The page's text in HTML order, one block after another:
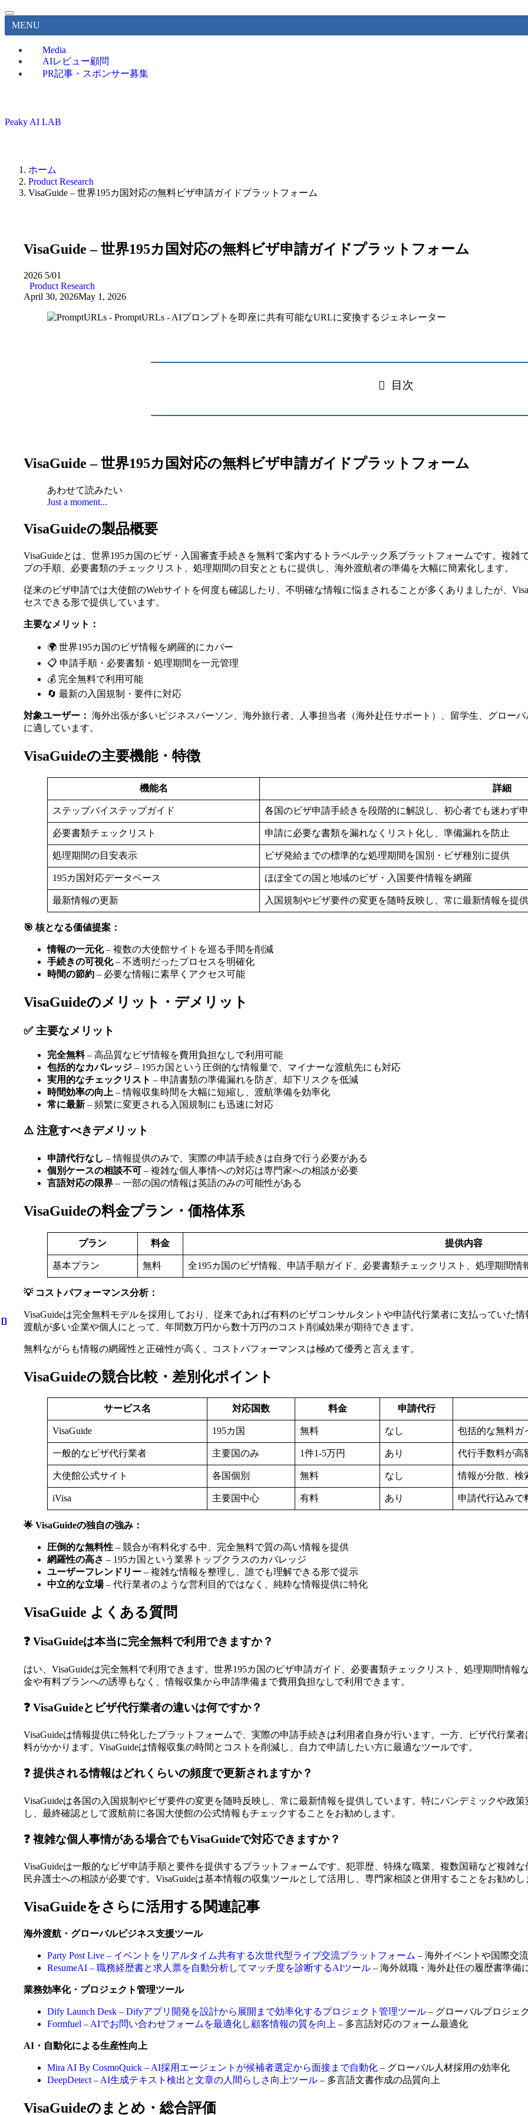
MENU
Media
AIレビュー顧問
PR記事・スポンサー募集
Peaky AI LAB
ホーム
Product Research
VisaGuide – 世界195カ国対応の無料ビザ申請ガイドプラットフォーム
VisaGuide – 世界195カ国対応の無料ビザ申請ガイドプラットフォーム
2026 5/01
Product Research
April 30, 2026May 1, 2026
目次
VisaGuide – 世界195カ国対応の無料ビザ申請ガイドプラットフォーム
あわせて読みたい
Just a moment...
VisaGuideの製品概要
VisaGuideとは、世界195カ国のビザ・入国審査手続きを無料で案内するトラベルテック系プラットフォームです。複
プの手順、必要書類のチェックリスト、処理期間の目安とともに提供し、海外渡航者の準備を大幅に簡素化します。
従来のビザ申請では大使館のWebサイトを何度も確認したり、不明確な情報に悩まされることが多くありましたが、
セスできる形で提供しています。
主要なメリット：
🌍 世界195カ国のビザ情報を網羅的にカバー
📋 申請手順・必要書類・処理期間を一元管理
💰 完全無料で利用可能
🔄 最新の入国規制・要件に対応
対象ユーザー： 海外出張が多いビジネスパーソン、海外旅行者、人事担当者（海外赴任サポート）、留学生、グロー
に適しています。
VisaGuideの主要機能・特徴
機能名 詳細
ステップバイステップガイド 各国のビザ申請手続きを段階的に解説し、初心者でも迷わず
必要書類チェックリスト 申請に必要な書類を漏れなくリスト化し、準備漏れを防止
処理期間の目安表示 ビザ発給までの標準的な処理期間を国別・ビザ種別に提供
195カ国対応データベース ほぼ全ての国と地域のビザ・入国要件情報を網羅
最新情報の更新 入国規制やビザ要件の変更を随時反映し、常に最新情報を提供
🎯 核となる価値提案：
情報の一元化– 複数の大使館サイトを巡る手間を削減
手続きの可視化– 不透明だったプロセスを明確化
時間の節約 – 必要な情報に素早くアクセス可能
VisaGuideのメリット・デメリット
✅ 主要なメリット
完全無料– 高品質なビザ情報を費用負担なしで利用可能
包括的なカバレッジ – 195カ国という圧倒的な情報量で、マイナーな渡航先にも対応
実用的なチェックリスト – 申請書類の準備漏れを防ぎ、却下リスクを低減
時間効率の向上 – 情報収集時間を大幅に短縮し、渡航準備を効率化
常に最新 – 頻繁に変更される入国規制にも迅速に対応
⚠️ 注意すべきデメリット
申請代行なし – 情報提供のみで、実際の申請手続きは自身で行う必要がある
個別ケースの相談不可 – 複雑な個人事情への対応は専門家への相談が必要
言語対応の限界 – 一部の国の情報は英語のみの可能性がある
VisaGuideの料金プラン・価格体系
プラン 料金 提供内容
基本プラン 無料 全195カ国のビザ情報、申請手順ガイド、必要書類チェックリスト、処理期間情
💡 コストパフォーマンス分析：
VisaGuideは完全無料モデルを採用しており、従来であれば有料のビザコンサルタントや申請代行業者に支払っていた
渡航が多い企業や個人にとって、年間数万円から数十万円のコスト削減効果が期待できます。
無料ながらも情報の網羅性と正確性が高く、コストパフォーマンスは極めて優秀と言えます。
VisaGuideの競合比較・差別化ポイント
サービス名 対応国数 料金 申請代行
VisaGuide 195カ国 無料 なし 包括的な無料ガ
一般的なビザ代行業者 主要国のみ 1件1-5万円 あり 代行手数料が高
大使館公式サイト 各国個別 無料 なし 情報が分散、検
iVisa 主要国中心 有料 あり 申請代行込みで
🌟 VisaGuideの独自の強み：
圧倒的な無料性 – 競合が有料化する中、完全無料で質の高い情報を提供
網羅性の高さ – 195カ国という業界トップクラスのカバレッジ
ユーザーフレンドリー – 複雑な情報を整理し、誰でも理解できる形で提示
中立的な立場– 代行業者のような営利目的ではなく、純粋な情報提供に特化
VisaGuide よくある質問
❓ VisaGuideは本当に完全無料で利用できますか？
はい、VisaGuideは完全無料で利用できます。世界195カ国のビザ申請ガイド、必要書類チェックリスト、処理期間情
金や有料プランへの誘導もなく、情報収集から申請準備まで費用負担なしで利用できます。
❓ VisaGuideとビザ代行業者の違いは何ですか？
VisaGuideは情報提供に特化したプラットフォームで、実際の申請手続きは利用者自身が行います。一方、ビザ代行業
料がかかります。VisaGuideは情報収集の時間とコストを削減し、自力で申請したい方に最適なツールです。
❓ 提供される情報はどれくらいの頻度で更新されますか？
VisaGuideは各国の入国規制やビザ要件の変更を随時反映し、常に最新情報を提供しています。特にパンデミックや政
し、最終確認として渡航前に各国大使館の公式情報もチェックすることをお勧めします。
❓ 複雑な個人事情がある場合でもVisaGuideで対応できますか？
VisaGuideは一般的なビザ申請手順と要件を提供するプラットフォームです。犯罪歴、特殊な職業、複数国籍など複雑
民弁護士への相談が必要です。VisaGuideは基本情報の収集ツールとして活用し、専門家相談と併用することをお勧めし
VisaGuideをさらに活用する関連記事
海外渡航・グローバルビジネス支援ツール
Party Post Live – イベントをリアルタイム共有する次世代型ライブ交流プラットフォーム – 海外イベントや国際交
ResumeAI – 職務経歴書と求人票を自動分析してマッチ度を診断するAIツール – 海外就職・海外赴任の履歴書準備
業務効率化・プロジェクト管理ツール
Dify Launch Desk – Difyアプリ開発を設計から展開まで効率化するプロジェクト管理ツール – グローバルプロジェ
Formfuel – AIでお問い合わせフォームを最適化し顧客情報の質を向上 – 多言語対応のフォーム最適化
AI・自動化による生産性向上
Mira AI By CosmoQuick – AI採用エージェントが候補者選定から面接まで自動化 – グローバル人材採用の効率化
DeepDetect – AI生成テキスト検出と文章の人間らしさ向上ツール – 多言語文書作成の品質向上
VisaGuideのまとめ・総合評価